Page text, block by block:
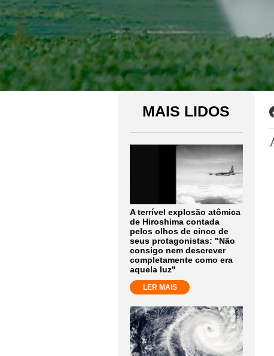
MAIS LIDOS
A terrível explosão atômica
de Hiroshima contada
pelos olhos de cinco de
seus protagonistas: "Não
consigo nem descrever
completamente como era
aquela luz"
LER MAIS